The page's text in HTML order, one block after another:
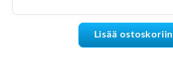
Lisää ostoskoriin